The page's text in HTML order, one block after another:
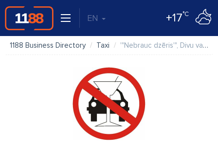
EN +17°C
1188 Business Directory Taxi '"Nebrauc dzēris'", Divu vadītāju serviss